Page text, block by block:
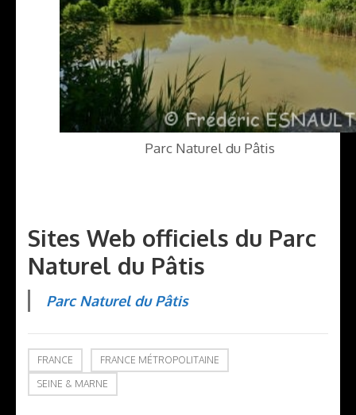
Parc Naturel du Pâtis
Sites Web officiels du Parc
Naturel du Pâtis
Parc Naturel du Pâtis
FRANCE
FRANCE MÉTROPOLITAINE
SEINE & MARNE